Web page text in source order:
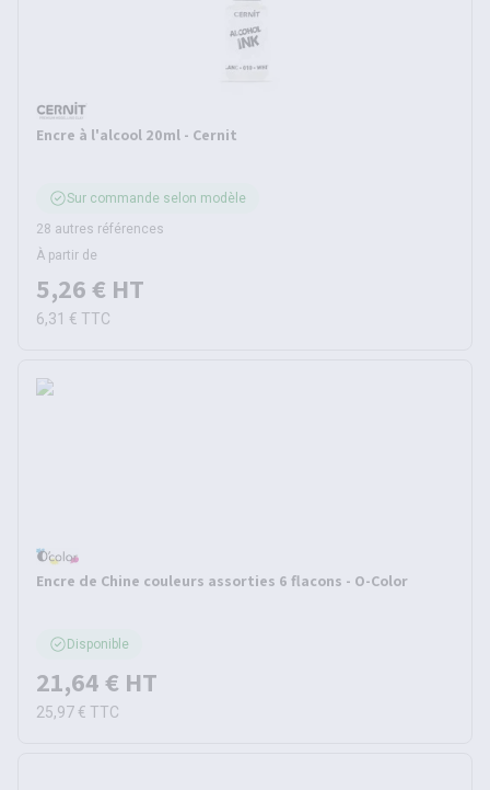
Encre à l'alcool 20ml - Cernit
Sur commande selon modèle
28 autres références
À partir de
5,26 € HT
6,31 € TTC
Encre de Chine couleurs assorties 6 flacons - O-Color
Disponible
21,64 € HT
25,97 € TTC